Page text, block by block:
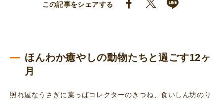
この記事をシェアする
ほんわか癒やしの動物たちと過ごす12ヶ
月
照れ屋なうさぎに葉っぱコレクターのきつね、食いしん坊のり